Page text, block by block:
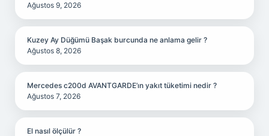
Ağustos 9, 2026
Kuzey Ay Düğümü Başak burcunda ne anlama gelir ?
Ağustos 8, 2026
Mercedes c200d AVANTGARDE’ın yakıt tüketimi nedir ?
Ağustos 7, 2026
El nasıl ölçülür ?